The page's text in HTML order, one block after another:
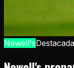
Newell'sDestacada